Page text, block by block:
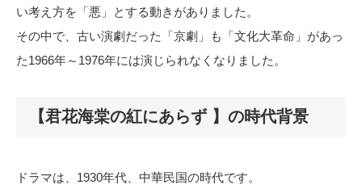
い考え方を「悪」とする動きがありました。
その中で、古い演劇だった「京劇」も「文化大革命」があっ
た1966年～1976年には演じられなくなりました。
【君花海棠の紅にあらず 】の時代背景
ドラマは、1930年代、中華民国の時代です。